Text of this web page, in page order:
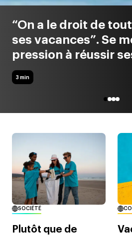
“On a le droit de
ses vacances”. Se
pression à réussir
3 min
SOCIÉTÉ
Plutôt que de